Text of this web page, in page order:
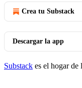
Crea tu Substack
Descargar la app
Substack es el hogar de